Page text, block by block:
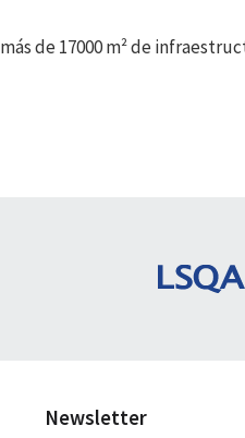
de 17000 m² de
Newsletter